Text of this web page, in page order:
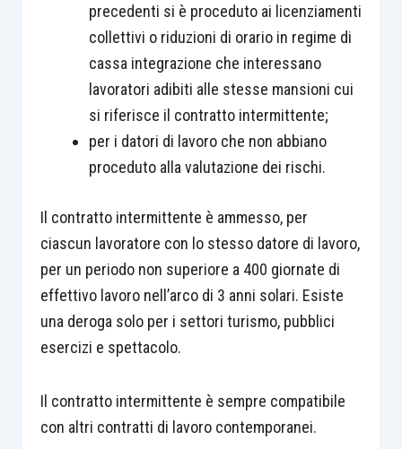
precedenti si è proceduto ai licenziamenti
collettivi o riduzioni di orario in regime di
cassa integrazione che interessano
lavoratori adibiti alle stesse mansioni cui
si riferisce il contratto intermittente;
per i datori di lavoro che non abbiano
proceduto alla valutazione dei rischi.
Il contratto intermittente è ammesso, per
ciascun lavoratore con lo stesso datore di lavoro,
per un periodo non superiore a 400 giornate di
effettivo lavoro nell’arco di 3 anni solari. Esiste
una deroga solo per i settori turismo, pubblici
esercizi e spettacolo.
Il contratto intermittente è sempre compatibile
con altri contratti di lavoro contemporanei.